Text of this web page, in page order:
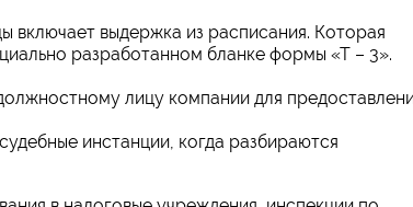
включает выдержка из расписания. Которая
разработанном бланке формы «Т – 3».
лицу компании для
инстанции, когда разбираются